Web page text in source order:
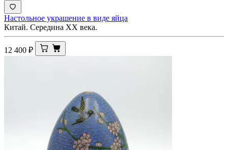
Настольное украшение в виде яйца
Китай. Середина ХХ века.
12 400 ₽